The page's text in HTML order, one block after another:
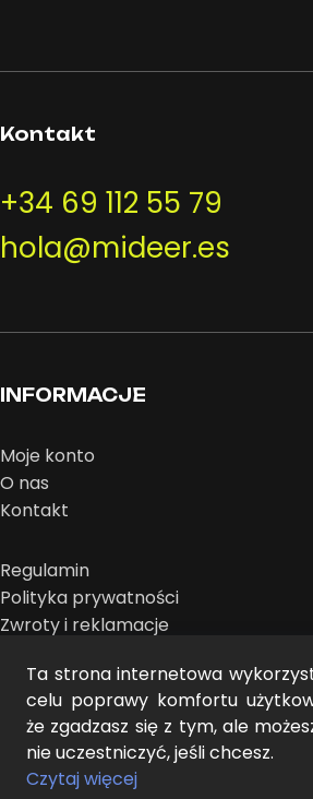
Kontakt
+34 69 112 55 79
hola@mideer.es
INFORMACJE
Moje konto
O nas
Kontakt
Regulamin
Polityka prywatności
Zwroty i reklamacje
MIDEER © 2026 | projekt:
Ta strona internetowa
celu poprawy komfortu
że zgadzasz się z tym, ale
nie uczestniczyć, jeśli chcesz.
Czytaj więcej